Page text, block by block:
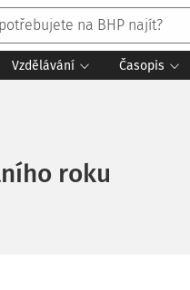
Vzdělávání Časopis
roku